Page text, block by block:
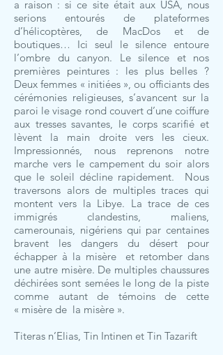
a raison : si ce site était aux USA, nous
serions entourés de plateformes
d’hélicoptères, de MacDos et de
boutiques… Ici seul le silence entoure
l’ombre du canyon. Le silence et nos
premières peintures : les plus belles ?
Deux femmes « initiées », ou officiants des
cérémonies religieuses, s’avancent sur la
paroi le visage rond couvert d’une coiffure
aux tresses savantes, le corps scarifié et
lèvent la main droite vers les cieux.
Impressionnés, nous reprenons notre
marche vers le campement du soir alors
que le soleil décline rapidement. Nous
traversons alors de multiples traces qui
montent vers la Libye. La trace de ces
immigrés clandestins, maliens,
camerounais, nigériens qui par centaines
bravent les dangers du désert pour
échapper à la misère et retomber dans
une autre misère. De multiples chaussures
déchirées sont semées le long de la piste
comme autant de témoins de cette
« misère de la misère ».
Titeras n’Elias, Tin Intinen et Tin Tazarift